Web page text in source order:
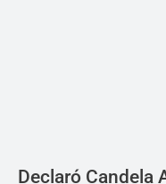
Declaró Candela